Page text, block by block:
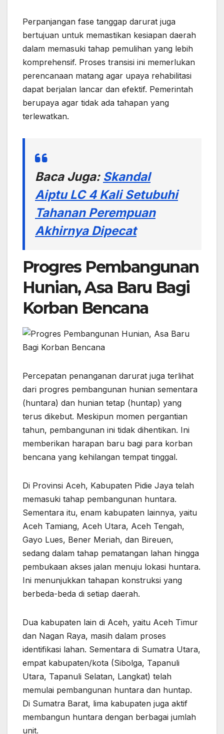
Perpanjangan fase tanggap darurat juga
bertujuan untuk memastikan kesiapan daerah
dalam memasuki tahap pemulihan yang lebih
komprehensif. Proses transisi ini memerlukan
perencanaan matang agar upaya rehabilitasi
dapat berjalan lancar dan efektif. Pemerintah
berupaya agar tidak ada tahapan yang
terlewatkan.
Baca Juga: Skandal
Aiptu LC 4 Kali Setubuhi
Tahanan Perempuan
Akhirnya Dipecat
Progres Pembangunan
Hunian, Asa Baru Bagi
Korban Bencana
Percepatan penanganan darurat juga terlihat
dari progres pembangunan hunian sementara
(huntara) dan hunian tetap (huntap) yang
terus dikebut. Meskipun momen pergantian
tahun, pembangunan ini tidak dihentikan. Ini
memberikan harapan baru bagi para korban
bencana yang kehilangan tempat tinggal.
Di Provinsi Aceh, Kabupaten Pidie Jaya telah
memasuki tahap pembangunan huntara.
Sementara itu, enam kabupaten lainnya, yaitu
Aceh Tamiang, Aceh Utara, Aceh Tengah,
Gayo Lues, Bener Meriah, dan Bireuen,
sedang dalam tahap pematangan lahan hingga
pembukaan akses jalan menuju lokasi huntara.
Ini menunjukkan tahapan konstruksi yang
berbeda-beda di setiap daerah.
Dua kabupaten lain di Aceh, yaitu Aceh Timur
dan Nagan Raya, masih dalam proses
identifikasi lahan. Sementara di Sumatra Utara,
empat kabupaten/kota (Sibolga, Tapanuli
Utara, Tapanuli Selatan, Langkat) telah
memulai pembangunan huntara dan huntap.
Di Sumatra Barat, lima kabupaten juga aktif
membangun huntara dengan berbagai jumlah
unit.